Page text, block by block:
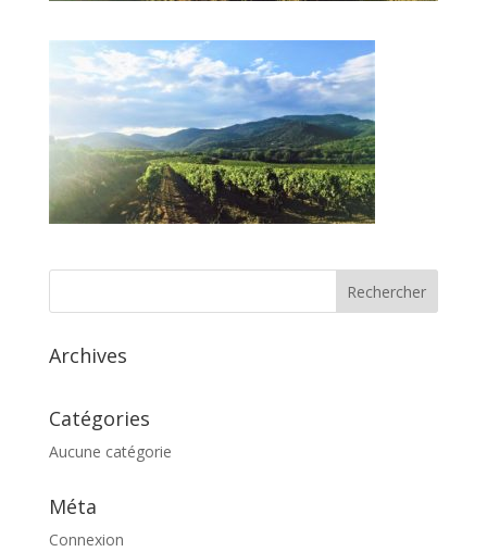
Archives
Catégories
Aucune catégorie
Méta
Connexion